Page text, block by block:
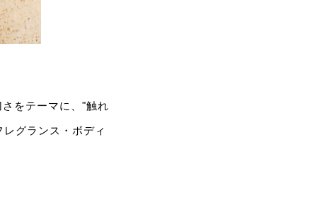
をテーマに、"触れ
グランス・ボディ